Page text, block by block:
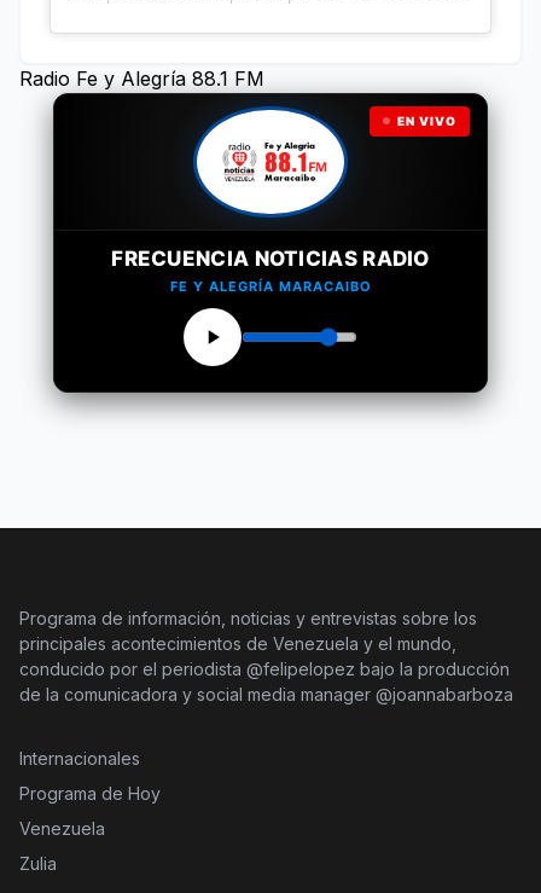
Radio Fe y Alegría 88.1 FM
EN VIVO
FRECUENCIA NOTICIAS RADIO
FE Y ALEGRÍA MARACAIBO
Programa de información, noticias y entrevistas sobre los
principales acontecimientos de Venezuela y el mundo,
conducido por el periodista @felipelopez bajo la producción
de la comunicadora y social media manager @joannabarboza
Internacionales
Programa de Hoy
Venezuela
Zulia